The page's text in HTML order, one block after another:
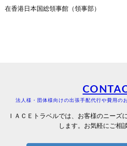
在香港日本国総領事館（領事部）
法人様・団体様向けの出張手配代行や費用の
ＩＡＣＥトラベルでは、お客様のニーズ
します。お気軽にご相